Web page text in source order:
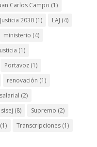
Carlos Campo (1)
Justicia 2030(1) LAJ (4)
ministerio (4)
(1)
Portavoz(1)
renovación (1)
salarial (2)
sisej (8) Supremo (2)
(1) Transcripciones(1)